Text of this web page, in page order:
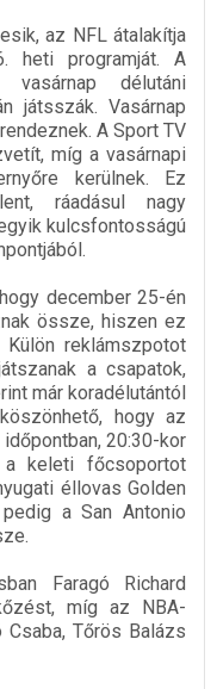
az NFL átalakítja
heti programját. A
délutáni
játsszák. Vasárnap
A Sport TV
míg a vasárnapi
kerülnek. Ez
ráadásul nagy
kulcsfontosságú
december 25-én
össze, hiszen ez
reklámszpotot
a csapatok,
már koradélutántól
hogy az
20:30-kor
keleti főcsoportot
éllovas Golden
a San Antonio
Faragó Richard
míg az NBA-
Tőrös Balázs